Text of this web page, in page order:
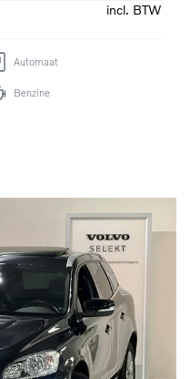
incl. BTW
Automaat
Benzine